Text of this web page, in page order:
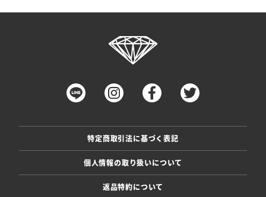
特定商取引法に基づく表記
個人情報の取り扱いについて
返品特約について